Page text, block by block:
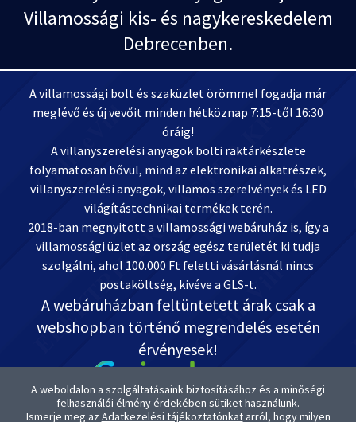
A weboldalon a szolgáltatásaink biztosításához és a minőségi
felhasználói élmény érdekében sütiket használunk.
Ismerje meg az Adatkezelési tájékoztatónkatarról, hogy milyen
Villamossági kis- és nagykereskedelem
Debrecenben.
A villamossági bolt és szaküzlet örömmel fogadja már
meglévő és új vevőit minden hétköznap 7:15-től 16:30
óráig!
A villanyszerelési anyagok bolti raktárkészlete
folyamatosan bővül, mind az elektronikai alkatrészek,
villanyszerelési anyagok, villamos szerelvények és LED
világítástechnikai termékek terén.
2018-ban megnyitott a villamossági webáruház is, így a
villamossági üzlet az ország egész területét ki tudja
szolgálni, ahol 100.000 Ft feletti vásárlásnál nincs
postaköltség, kivéve a GLS-t.
A webáruházban feltüntetett árak csak a
webshopban történő megrendelés esetén
érvényesek!
Kapcsolat: OnlineVill.hu +36 30 999-2888